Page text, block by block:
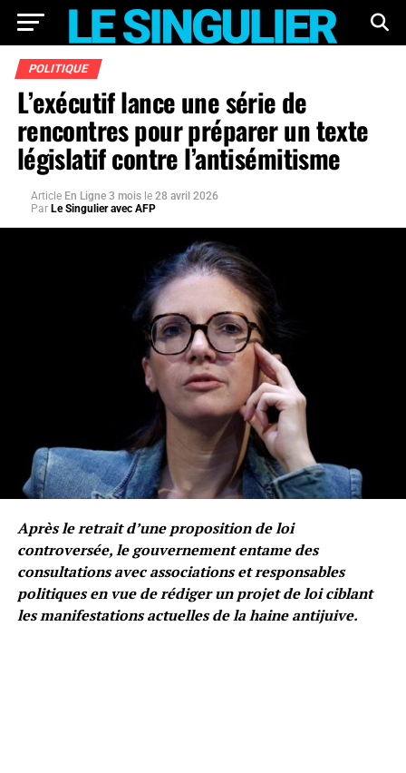
POLITIQUE
L’exécutif lance une série de
rencontres pour préparer un texte
législatif contre l’antisémitisme
Article En Ligne 3 mois le 28 avril 2026
Par Le Singulier avec AFP
Après le retrait d’une proposition de loi
controversée, le gouvernement entame des
consultations avec associations et responsables
politiques en vue de rédiger un projet de loi ciblant
les manifestations actuelles de la haine antijuive.